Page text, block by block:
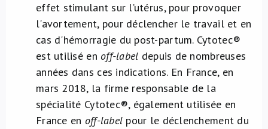
effet stimulant sur l’utérus, pour provoquer
l'avortement, pour déclencher le travail et en
cas d'hémorragie du post-partum. Cytotec®
est utilisé en off-label depuis de nombreuses
années dans ces indications. En France, en
mars 2018, la firme responsable de la
spécialité Cytotec®, également utilisée en
France en off-label pour le déclenchement du